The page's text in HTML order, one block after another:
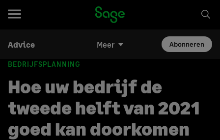
Advice Meer Abonneren
BEDRIJFSPLANNING
Hoe uw bedrijf de
tweede helft van 2021
goed kan doorkomen